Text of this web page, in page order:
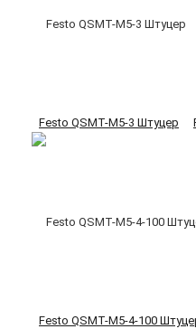
Festo QSMT-M5-3 Штуцер
Festo QSMT-M5-4-100